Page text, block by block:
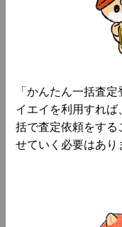
「かんたん一括査定
イエイを利用すれ
括で査定依頼をす
せていく必要はあり